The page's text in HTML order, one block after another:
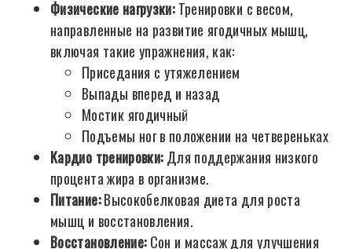
Физические нагрузки:Тренировки с весом,
направленные на развитие ягодичных мышц,
включая такие упражнения, как:
Приседания с утяжелением
Выпады вперед и назад
Мостик ягодичный
Подъемы ног в положении на четвереньках
Кардио тренировки:Для поддержания низкого
процента жира в организме.
Питание:Высокобелковая диета для роста
мышц и восстановления.
Восстановление:Сон и массаж для улучшения